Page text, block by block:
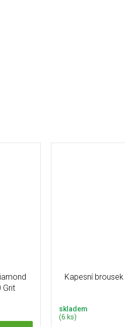
Grit
Kapesní
skladem
(6 ks)